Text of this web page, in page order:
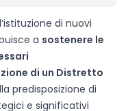
di nuovi
a sostenere le
di un Distretto
predisposizione di
e significativi